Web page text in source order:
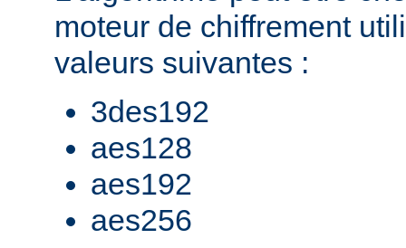
moteur de chiffrement
valeurs suivantes :
3des192
aes128
aes192
aes256